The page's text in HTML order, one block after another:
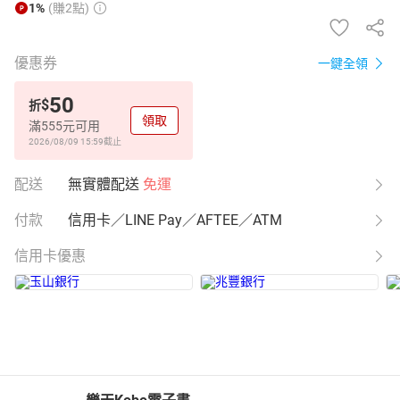
1% (賺2點)
優惠券 一鍵全領
折$50
滿555元可用
2026/08/09 15:59截止
領取
配送 無實體配送 免運
付款 信用卡／LINE Pay／AFTEE／ATM
信用卡優惠